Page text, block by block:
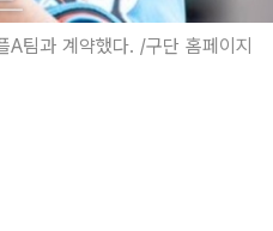
팀과 계약했다. /구단 홈페이지